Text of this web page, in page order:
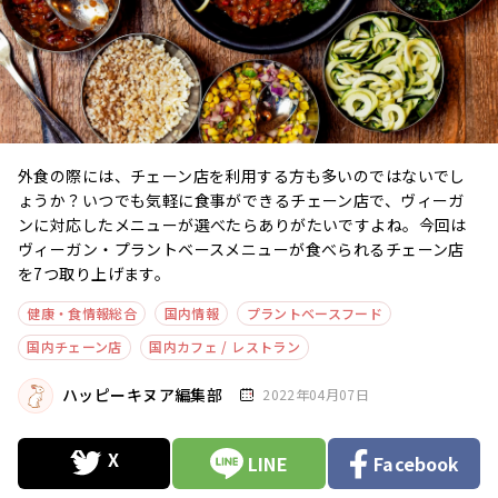
外食の際には、チェーン店を利用する方も多いのではないでし
ょうか？いつでも気軽に食事ができるチェーン店で、ヴィーガ
ンに対応したメニューが選べたらありがたいですよね。今回は
ヴィーガン・プラントベースメニューが食べられるチェーン店
を7つ取り上げます。
健康・食情報総合 国内情報
プラントベースフード
国内チェーン店
国内カフェ / レストラン
ハッピーキヌア編集部 2022年04月07日
LINE Facebook